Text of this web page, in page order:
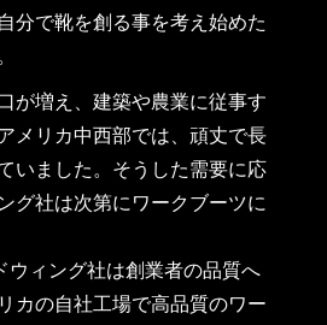
分で靴を創る事を考え始めた
が増え、建築や農業に従事す
メリカ中西部では、頑丈で長
いました。そうした需要に応
グ社は次第にワークブーツに
ウィング社は創業者の品質へ
カの自社工場で高品質のワー